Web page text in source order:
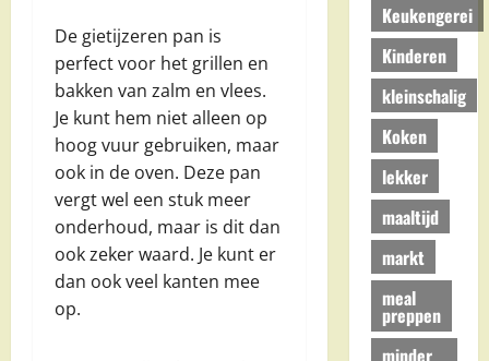
De gietijzeren pan is
perfect voor het grillen en
bakken van zalm en vlees.
Je kunt hem niet alleen op
hoog vuur gebruiken, maar
ook in de oven. Deze pan
vergt wel een stuk meer
onderhoud, maar is dit dan
ook zeker waard. Je kunt er
dan ook veel kanten mee
op.
Keukengerei
Kinderen
kleinschalig
Koken
lekker
maaltijd
markt
meal
preppen
minder